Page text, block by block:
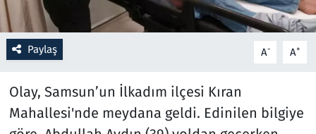
Paylaş A- A+
Olay, Samsun’un İlkadım ilçesi Kıran
Mahallesi'nde meydana geldi. Edinilen bilgiye
Sağlık
Savunma Sanayi
Seçim 2023